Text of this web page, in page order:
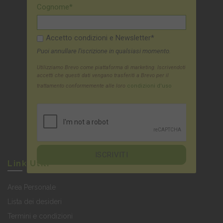
Cognome*
Accetto condizioni e Newsletter*
Puoi annullare l'iscrizione in qualsiasi momento.
Utilizziamo Brevo come piattaforma di marketing. Iscrivendoti
accetti che questi dati vengano trasferiti a Brevo per il
trattamento conformemente alle loro condizioni d'uso
Link Utili
Area Personale
Lista dei desideri
Termini e condizioni